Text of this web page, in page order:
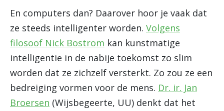
En computers dan? Daarover hoor je vaak dat
ze steeds intelligenter worden. Volgens
filosoof Nick Bostrom kan kunstmatige
intelligentie in de nabije toekomst zo slim
worden dat ze zichzelf versterkt. Zo zou ze een
bedreiging vormen voor de mens. Dr. ir. Jan
Broersen (Wijsbegeerte, UU) denkt dat het